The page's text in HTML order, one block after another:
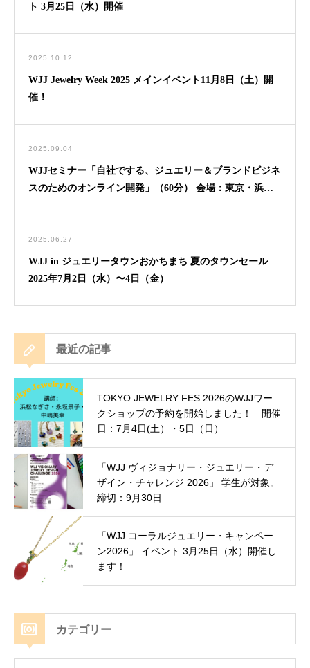
ト 3月25日（水）開催
2025.10.12
WJJ Jewelry Week 2025 メインイベント11月8日（土）開
催！
2025.09.04
WJJセミナー「自社でする、ジュエリー＆ブランドビジネ
スのためのオンライン開発」（60分） 会場：東京・浜松
2025.06.27
WJJ in ジュエリータウンおかちまち 夏のタウンセール
2025年7月2日（水）〜4日（金）
最近の記事
TOKYO JEWELRY FES 2026のWJJワー
クショップの予約を開始しました！ 開催
日：7月4日(土）・5日（日）
「WJJ ヴィジョナリー・ジュエリー・デ
ザイン・チャレンジ 2026」 学生が対象。
締切：9月30日
「WJJ コーラルジュエリー・キャンペー
ン2026」 イベント 3月25日（水）開催し
ます！
カテゴリー